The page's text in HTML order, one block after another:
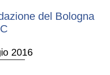
del Bologna
2016